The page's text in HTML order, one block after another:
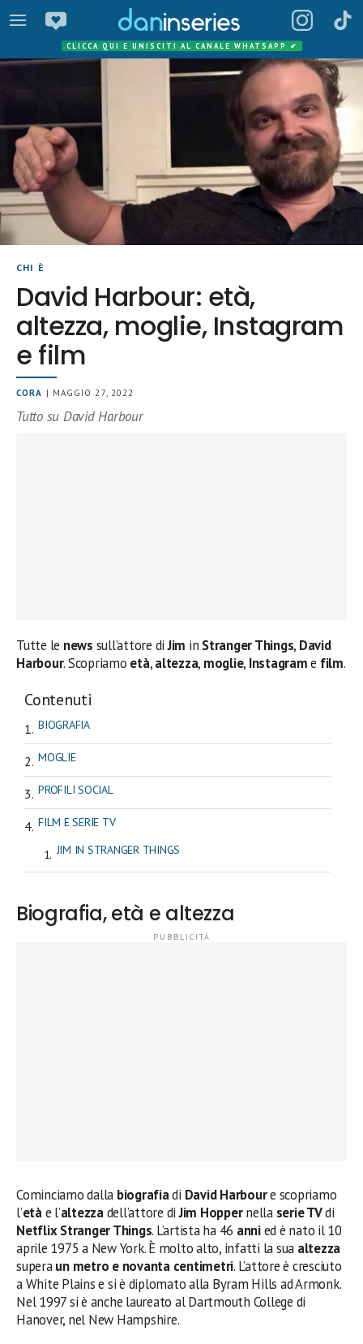
CLICCA QUI E UNISCITI AL CANALE WHATSAPP ✔
CHI È
David Harbour: età,
altezza, moglie, Instagram
e film
CORA | MAGGIO 27, 2022
Tutto su David Harbour
Tutte le news sull’attore diJim in Stranger Things, David
Harbour. Scopriamo età,altezza, moglie, Instagrame film.
Contenuti
BIOGRAFIA
MOGLIE
PROFILI SOCIAL
FILM E SERIE TV
JIM IN STRANGER THINGS
Biografia, età e altezza
Cominciamo dalla biografiadi David Harboure scopriamo
l’etàe l’altezzadell’attore diJim Hoppernella serie TVdi
Netflix Stranger Things. L’artista ha 46 annied è nato il 10
aprile 1975 a New York. È molto alto, infatti la sua altezza
superaun metro e novanta centimetri. L’attore è cresciuto
a White Plains e si è diplomato alla Byram Hills ad Armonk.
Nel 1997 si è anche laureato al Dartmouth College di
Hanover, nel New Hampshire.